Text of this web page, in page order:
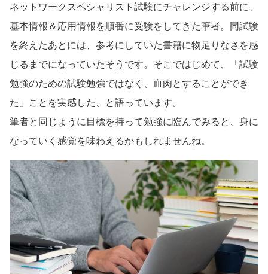
ネットワークスペシャリスト試験にチャレンジする前に、
基本情報＆応用情報を順番に受験をしてきた筆者。同試験
を終えたあとには、参考にしていた書籍に物足りなさを感
じるまでになっていたそうです。そこではじめて、「試験
勉強のための試験勉強ではなく、血肉とすることができ
た」ことを実感した、と語っています。
筆者と同じように目標を持って勉強に臨んでみると、身に
なっていく感覚を味わえるかもしれませんね。